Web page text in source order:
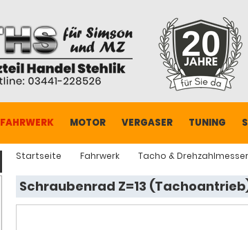
FAHRWERK MOTOR VERGASER TUNING
Startseite Fahrwerk Tacho & Drehzahlmesser
Schraubenrad Z=13 (Tachoantrieb)